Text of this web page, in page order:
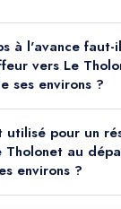
à l'avance faut-
vers Le
ses environs ?
utilisé pour un
Tholonet au
environs ?